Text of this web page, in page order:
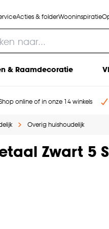
Acties & folderWooninspiratie
& Raamdecoratie
online of in onze 14 winkels
Overig huishoudelijk
Zwart 5